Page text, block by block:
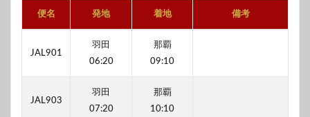
便名 発地 着地 備考
JAL901
羽田
06:20
那覇
09:10
JAL903
羽田
07:20
那覇
10:10